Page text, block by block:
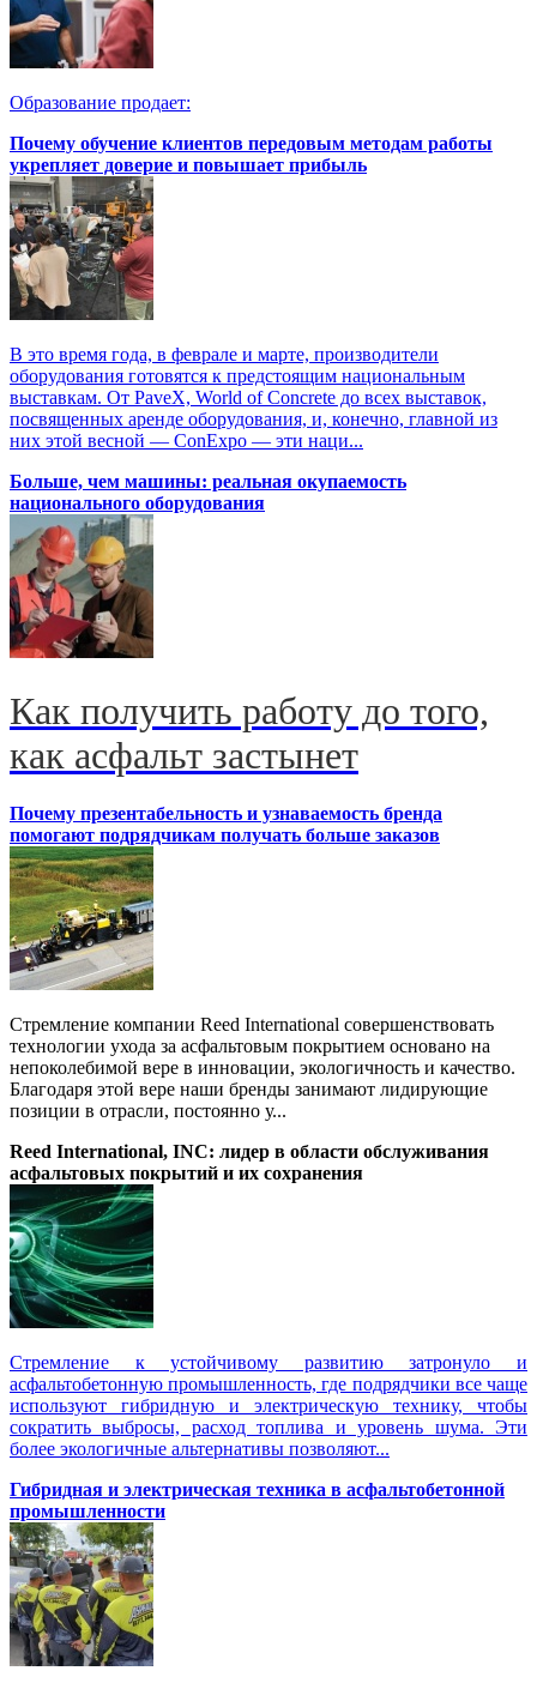
Образование продает:
Почему обучение клиентов передовым методам работы
укрепляет доверие и повышает прибыль
В это время года, в феврале и марте, производители
оборудования готовятся к предстоящим национальным
выставкам. От PaveX, World of Concrete до всех выставок,
посвященных аренде оборудования, и, конечно, главной из
них этой весной — ConExpo — эти наци...
Больше, чем машины: реальная окупаемость
национального оборудования
Как получить работу до того,
как асфальт застынет
Почему презентабельность и узнаваемость бренда
помогают подрядчикам получать больше заказов
Стремление компании Reed International совершенствовать
технологии ухода за асфальтовым покрытием основано на
непоколебимой вере в инновации, экологичность и качество.
Благодаря этой вере наши бренды занимают лидирующие
позиции в отрасли, постоянно у...
Reed International, INC: лидер в области обслуживания
асфальтовых покрытий и их сохранения
Стремление к устойчивому развитию затронуло и
асфальтобетонную промышленность, где подрядчики все чаще
используют гибридную и электрическую технику, чтобы
сократить выбросы, расход топлива и уровень шума. Эти
более экологичные альтернативы позволяют...
Гибридная и электрическая техника в асфальтобетонной
промышленности